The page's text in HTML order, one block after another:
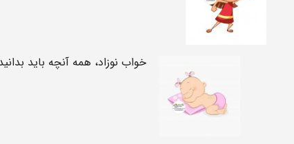
خواب نوزاد، همه آنچه باید